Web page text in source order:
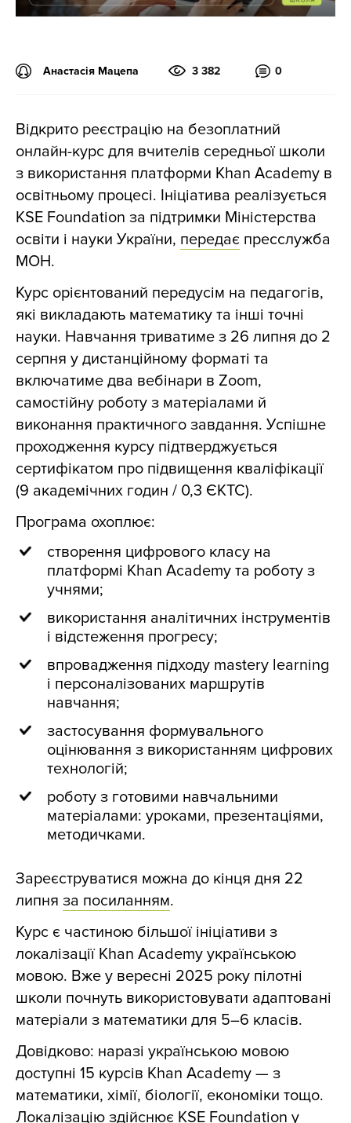
Анастасія Мацепа 3 382 0
Відкрито реєстрацію на безоплатний
онлайн-курс для вчителів середньої школи
з використання платформи Khan Academy в
освітньому процесі. Ініціатива реалізується
KSE Foundation за підтримки Міністерства
освіти і науки України, передає пресслужба
МОН.
Курс орієнтований передусім на педагогів,
які викладають математику та інші точні
науки. Навчання триватиме з 26 липня до 2
серпня у дистанційному форматі та
включатиме два вебінари в Zoom,
самостійну роботу з матеріалами й
виконання практичного завдання. Успішне
проходження курсу підтверджується
сертифікатом про підвищення кваліфікації
(9 академічних годин / 0,3 ЄКТС).
Програма охоплює:
створення цифрового класу на
платформі Khan Academy та роботу з
учнями;
використання аналітичних інструментів
і відстеження прогресу;
впровадження підходу mastery learning
і персоналізованих маршрутів
навчання;
застосування формувального
оцінювання з використанням цифрових
технологій;
роботу з готовими навчальними
матеріалами: уроками, презентаціями,
методичками.
Зареєструватися можна до кінця дня 22
липня за посиланням.
Курс є частиною більшої ініціативи з
локалізації Khan Academy українською
мовою. Вже у вересні 2025 року пілотні
школи почнуть використовувати адаптовані
матеріали з математики для 5–6 класів.
Довідково: наразі українською мовою
доступні 15 курсів Khan Academy — з
математики, хімії, біології, економіки тощо.
Локалізацію здійснює KSE Foundation у